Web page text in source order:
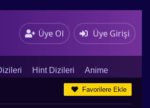
Üye Ol Üye Girişi
Hint Dizileri Anime
Favorilere Ekle